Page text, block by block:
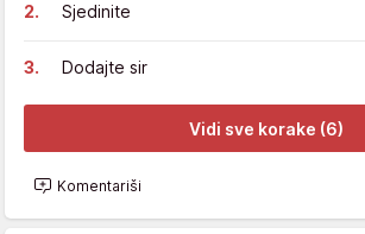
Sjedinite
Dodajte sir
Vidi sve korake (6)
Komentariši